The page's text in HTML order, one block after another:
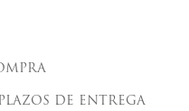
DE ENTREGA